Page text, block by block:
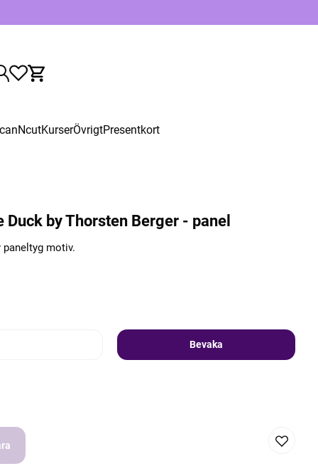
KurserÖvrigtPresentkort
Duck by Thorsten Berger - panel
paneltyg motiv.
Bevaka